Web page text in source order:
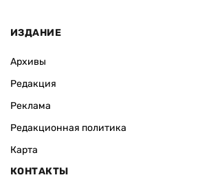
ИЗДАНИЕ
Архивы
Редакция
Реклама
Редакционная политика
Карта
КОНТАКТЫ